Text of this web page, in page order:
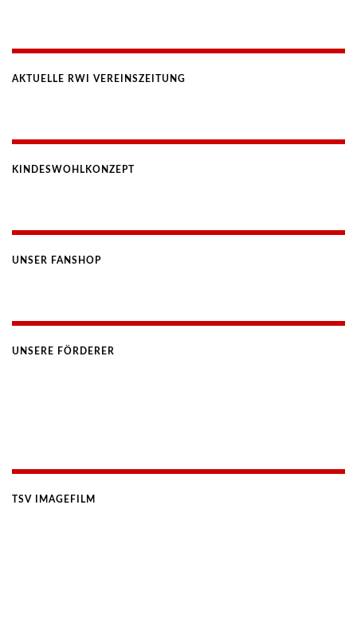
AKTUELLE RWI VEREINSZEITUNG
KINDESWOHLKONZEPT
UNSER FANSHOP
UNSERE FÖRDERER
TSV IMAGEFILM